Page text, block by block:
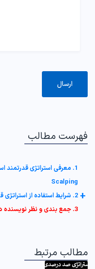
فهرست مطالب
Scalping
2. شرایط استفاده از استراتژی قدرتمند اسکالپ 5 دقیقه ای +
3. جمع بندی و نظر نویسنده درباره سیستم قدرتمند اسکالپ 5 دقیقه ای
مطالب مرتبط